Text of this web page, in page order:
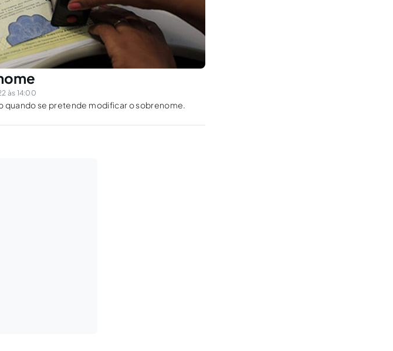
às 14:00
quando se pretende modificar o sobrenome.